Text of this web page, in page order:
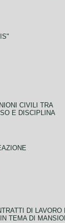
CIVILI TRA
E DISCIPLINA
DI LAVORO
TEMA DI